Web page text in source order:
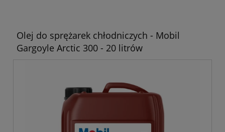
Olej do sprężarek chłodniczych - Mobil
Gargoyle Arctic 300 - 20 litrów